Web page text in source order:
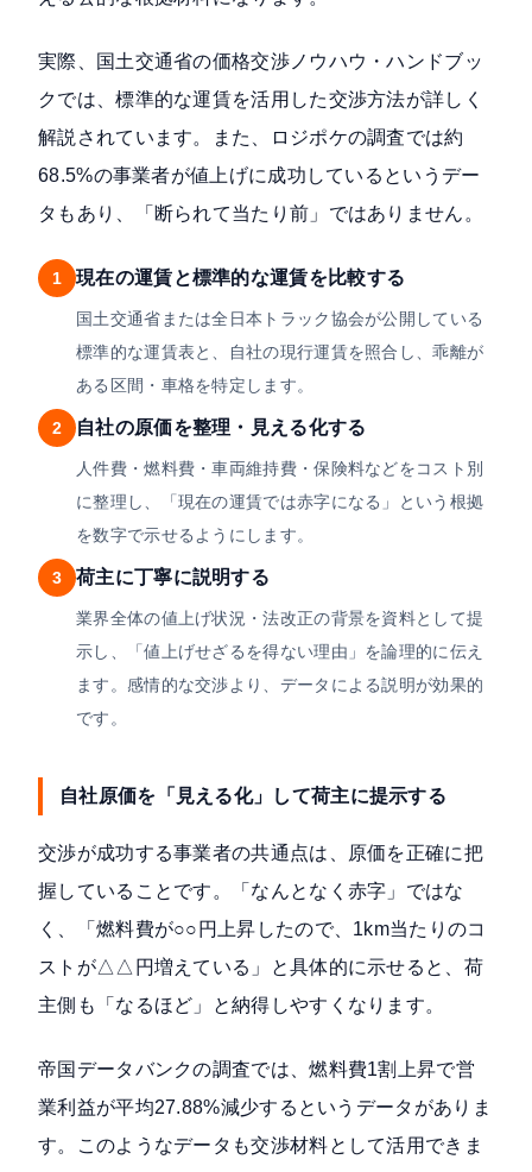
実際、
国土交通省の価格交渉ノウハウ・ハンドブッ
クでは、標準的な運賃を活用した交渉方法が詳しく
解説されています。また、ロジポケの調査では約
68.5%の事業者が値上げに成功しているというデー
タもあり、「断られて当たり前」ではありません。
1 現在の運賃と標準的な運賃を比較する
国土交通省または全日本トラック協会が公開している
標準的な運賃表と、自社の現行運賃を照合し、乖離が
ある区間・車格を特定します。
2 自社の原価を整理・見える化する
人件費・燃料費・車両維持費・保険料などをコスト別
に整理し、「現在の運賃では赤字になる」という根拠
を数字で示せるようにします。
3 荷主に丁寧に説明する
業界全体の値上げ状況・法改正の背景を資料として提
示し、「値上げせざるを得ない理由」を論理的に伝え
ます。感情的な交渉より、データによる説明が効果的
です。
自社原価を「見える化」して荷主に提示する
交渉が成功する事業者の共通点は、原価を正確に把
握していることです。「なんとなく赤字」ではな
く、「燃料費が○○円上昇したので、1km当たりのコ
ストが△△円増えている」と具体的に示せると、荷
主側も「なるほど」と納得しやすくなります。
帝国データバンクの調査では、燃料費1割上昇で営
業利益が平均27.88%減少するというデータがありま
す。このようなデータも交渉材料として活用できま